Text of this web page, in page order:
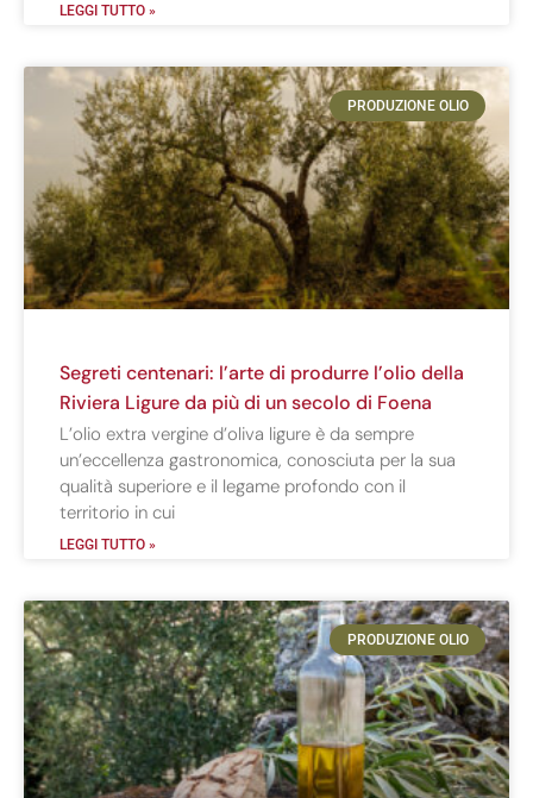
LEGGI TUTTO »
PRODUZIONE OLIO
Segreti centenari: l’arte di produrre l’olio della
Riviera Ligure da più di un secolo di Foena
L’olio extra vergine d’oliva ligure è da sempre
un’eccellenza gastronomica, conosciuta per la sua
qualità superiore e il legame profondo con il
territorio in cui
LEGGI TUTTO »
PRODUZIONE OLIO